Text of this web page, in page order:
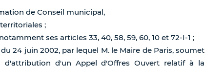
de Conseil municipal,
;
ses articles 33, 40, 58, 59, 60, 10 et 72-I-1 ;
24 juin 2002, par lequel M. le Maire de Paris, soumet
d'un Appel d'Offres Ouvert relatif à la